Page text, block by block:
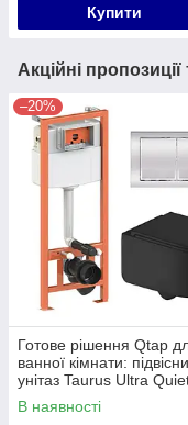
Купити
Акційні
–20%
Готове рішення Qtap
ванної кімнати:
унітаз Taurus Ultra
490x360x380 + комплект
інсталяції Nest 4 в 1
В наявності